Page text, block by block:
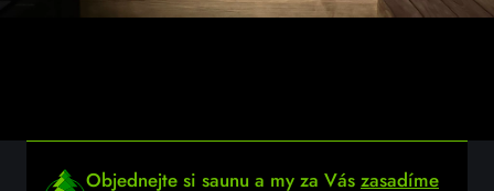
Objednejte si saunu a my za Vás zasadíme